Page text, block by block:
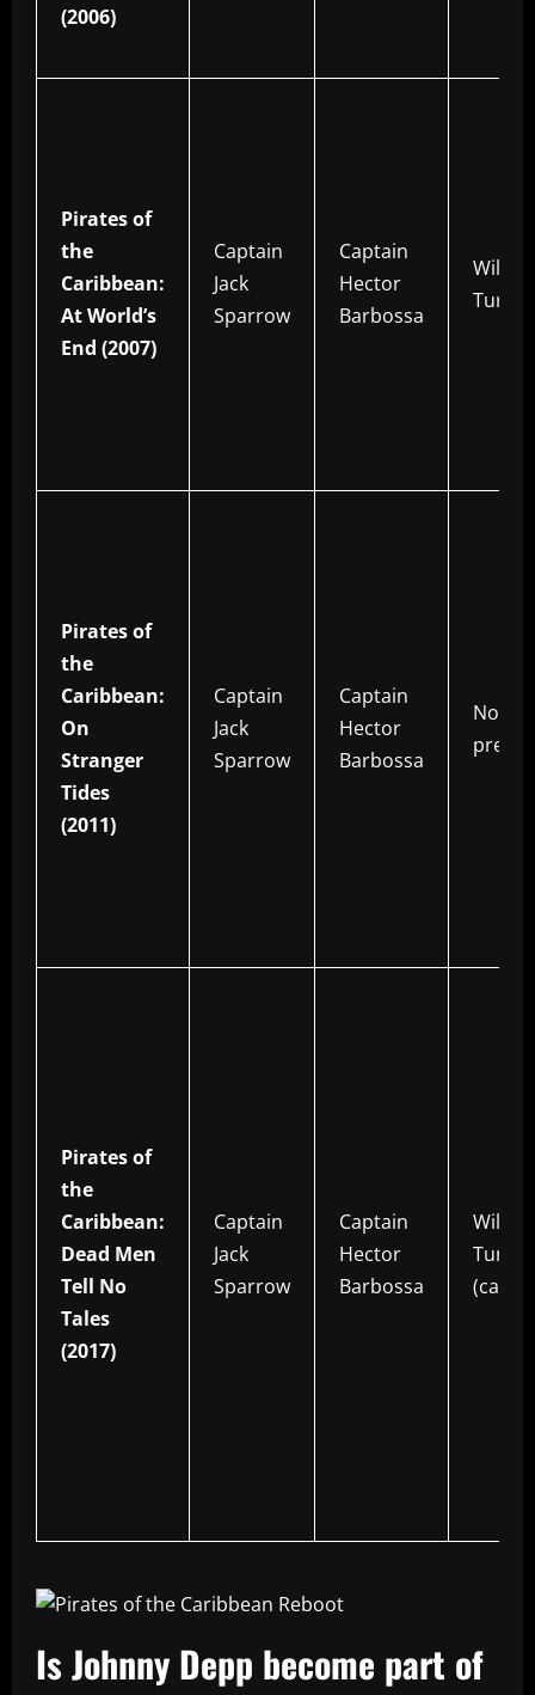
(2006)
Pirates of
the
Caribbean:
At World’s
End (2007)
Captain
Jack
Sparrow
Captain
Hector
Barbossa
Will
Turner
Pirates of
the
Caribbean:
On
Stranger
Tides
(2011)
Captain
Jack
Sparrow
Captain
Hector
Barbossa
Not
Pirates of
the
Caribbean:
Dead Men
Tell No
Tales
(2017)
Captain
Jack
Sparrow
Captain
Hector
Barbossa
Will
Turner
Is Johnny Depp become part of